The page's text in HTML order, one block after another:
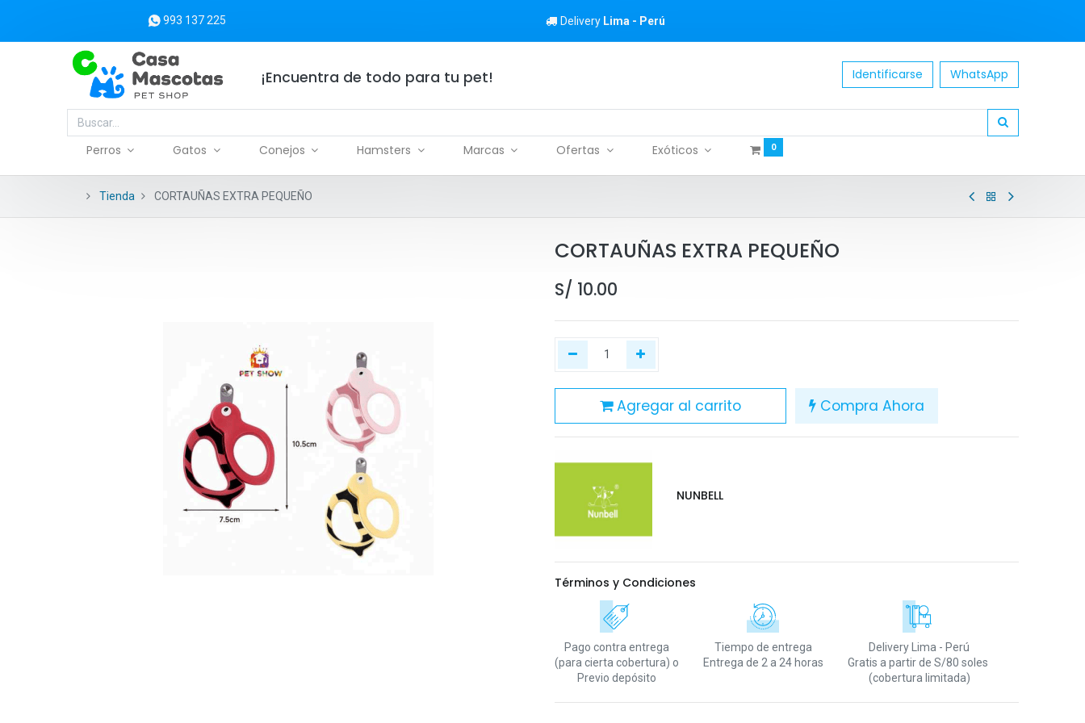
993 137 225 Delivery Lima - Perú
¡Encuentra de todo para tu pet! Identificarse WhatsApp
Perros Gatos Conejos Hamsters Marcas Ofertas Exóticos 0
Tienda CORTAUÑAS EXTRA PEQUEÑO
CORTAUÑAS EXTRA PEQUEÑO
S/ 10.00
Agregar al carrito Compra Ahora
NUNBELL
Términos y Condiciones
Pago contra entrega
(para cierta cobertura) o
Previo depósito
Tiempo de entrega
Entrega de 2 a 24 horas
Delivery Lima - Perú
Gratis a partir de S/80 soles
(cobertura limitada)